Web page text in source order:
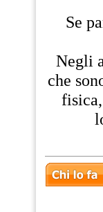
Se
Negli
che